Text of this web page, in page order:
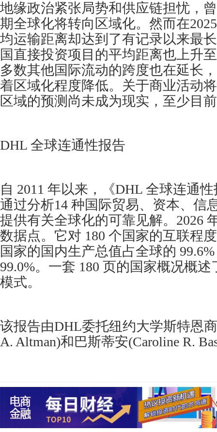
地缘政治紧张局势和供应链担忧，
期全球化将转向区域化。然而在
均运输距离却达到了有记录以来最
国直接投资项目的平均距离也上升
多数其他国际流动的跨度也在延长
着区域化程度降低。关于商业活动
区域的预测尚未成为现实，至少目
DHL 全球连通性报告
自 2011 年以来，《DHL 全球连通
通过分析14 种国际贸易、资本、信
提供有关全球化的可靠见解。2026
数据点。它对 180 个国家的互联程
国家的国内生产总值占全球的
99.0%。一套 180 页的国家概况概
模式。
该报告由DHL委托纽约大学斯特恩
A. Altman)和巴斯蒂安(Caroline R.